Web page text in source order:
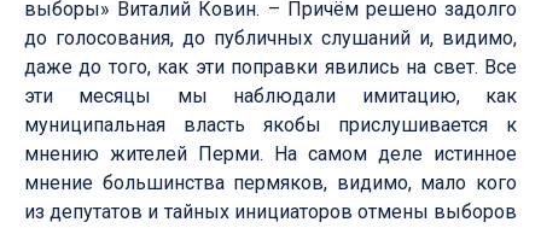
выборы» Виталий Ковин. – Причём решено задолго
до голосования, до публичных слушаний и, видимо,
даже до того, как эти поправки явились на свет. Все
эти месяцы мы наблюдали имитацию, как
муниципальная власть якобы прислушивается к
мнению жителей Перми. На самом деле истинное
мнение большинства пермяков, видимо, мало кого
из депутатов и тайных инициаторов отмены выборов